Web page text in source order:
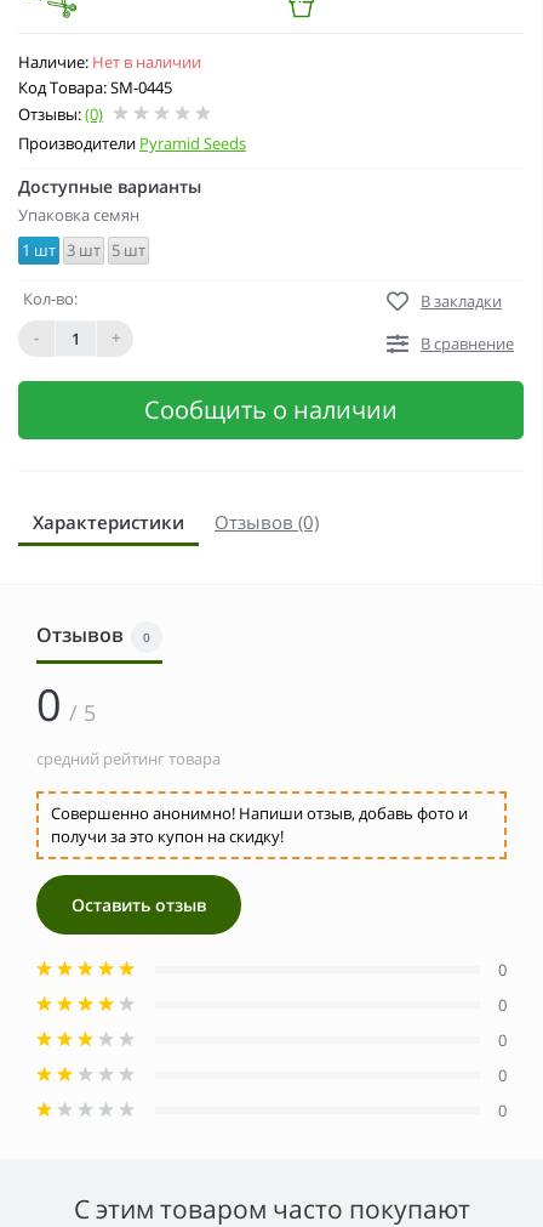
Наличие: Нет в наличии
Код Товара: SM-0445
Отзывы:(0)
Производители Pyramid Seeds
Доступные варианты
Упаковка семян
1 шт 3 шт 5 шт
Кол-во:
-
+
В закладки
В сравнение
Сообщить о наличии
Характеристики Отзывов (0)
Отзывов 0
0 / 5
средний рейтинг товара
Совершенно анонимно! Напиши отзыв, добавь фото и
получи за это купон на скидку!
Оставить отзыв
0
0
0
0
0
С этим товаром часто покупают